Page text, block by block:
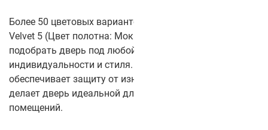
Более 50 цветовых вариантов финишной отделки
Velvet 5 (Цвет полотна: Мокко серый) позволяют легко
подобрать дверь под любой интерьер, добавляя
индивидуальности и стиля. Усиленный торец
обеспечивает защиту от износа и повреждений, что
делает дверь идеальной для различных типов
помещений.